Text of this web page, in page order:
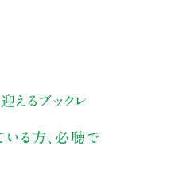
えるブックレ
いる方、必聴で